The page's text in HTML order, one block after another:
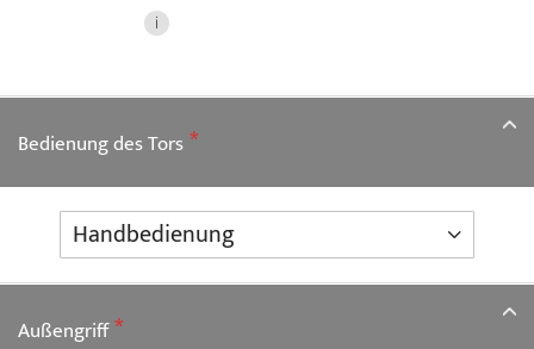
Bedienung des Tors
Außengriff